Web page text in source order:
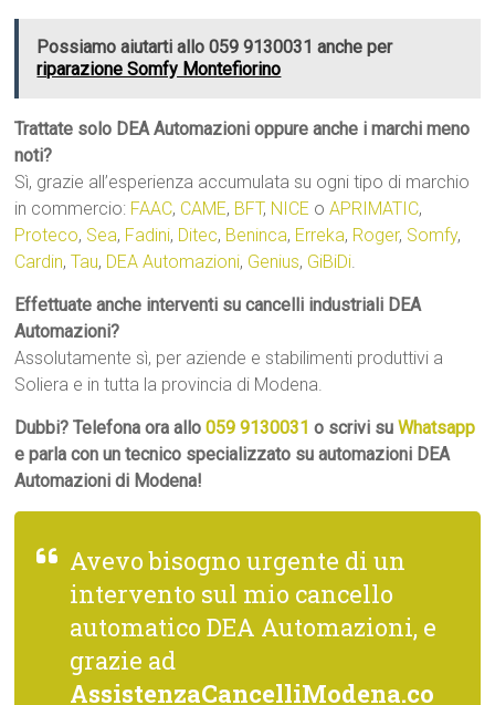
Possiamo aiutarti allo 059 9130031 anche per
riparazione Somfy Montefiorino
Trattate solo DEA Automazioni oppure anche i marchi meno
noti?
Sì, grazie all’esperienza accumulata su ogni tipo di marchio
in commercio: FAAC, CAME, BFT, NICE oAPRIMATIC,
Proteco, Sea, Fadini, Ditec, Beninca, Erreka, Roger, Somfy,
Cardin,Tau, DEA Automazioni, Genius, GiBiDi.
Effettuate anche interventi su cancelli industriali DEA
Automazioni?
Assolutamente sì, per aziende e stabilimenti produttivi a
Soliera e in tutta la provincia di Modena.
Dubbi? Telefona ora allo059 9130031 o scrivi suWhatsapp
e parla con un tecnico specializzato su automazioni DEA
Automazioni di Modena!
Avevo bisogno urgente di un
intervento sul mio cancello
automatico DEA Automazioni, e
grazie ad
AssistenzaCancelliModena.co